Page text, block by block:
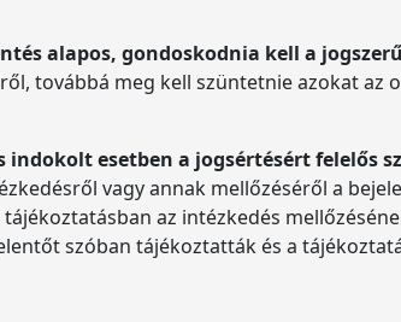
alapos, gondoskodnia kell a
továbbá meg kell szüntetnie azokat az
esetben a jogsértésért felelős
vagy annak mellőzéséről a
az intézkedés
szóban tájékoztatták és a